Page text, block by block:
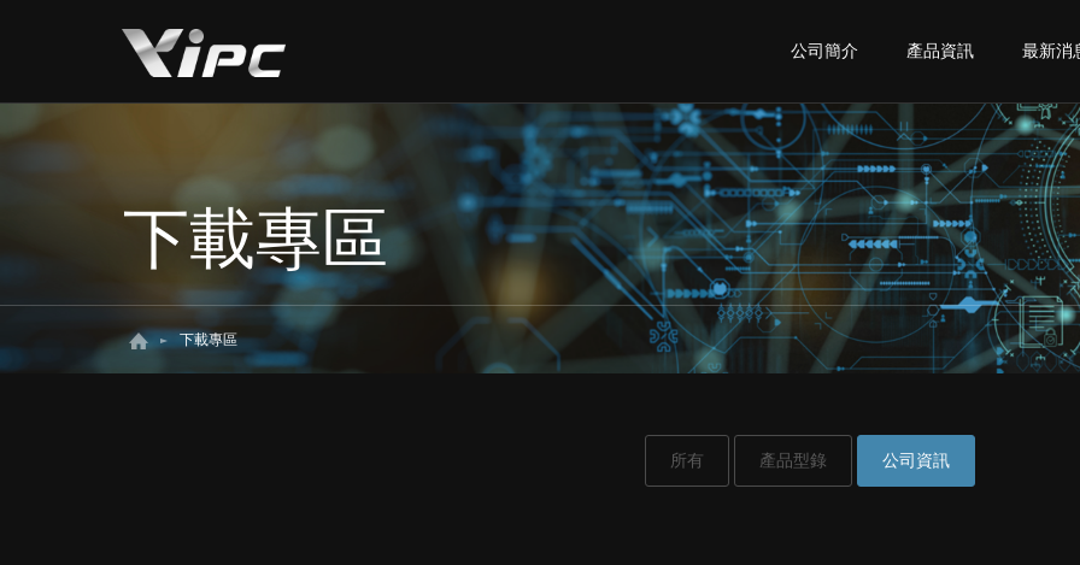
公司簡介 產品資訊 最新消
下載專區
下載專區
所有 產品型錄 公司資訊